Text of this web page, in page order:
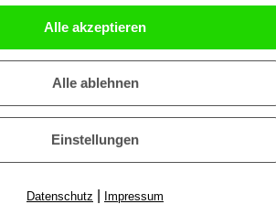
Netzwerk Macht- und
Diskriminierungskritik
Alle akzeptieren
Alle ablehnen
Einstellungen
Datenschutz Impressum